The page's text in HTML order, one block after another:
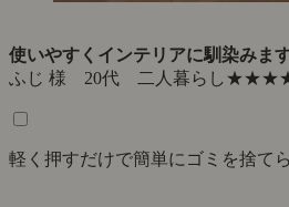
使いやすくインテリアに馴染みま
ふじ 様 20代 二人暮らし
軽く押すだけで簡単にゴミを捨て